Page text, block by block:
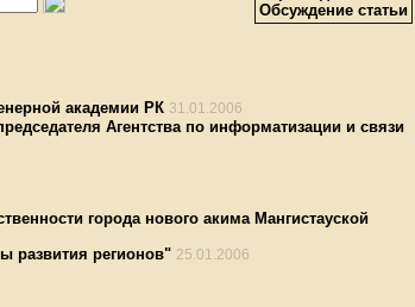
Обсуждение статьи
академии РК 31.01.2006
Агентства по информатизации и связи
города нового акима Мангистауской
развития регионов" 25.01.2006